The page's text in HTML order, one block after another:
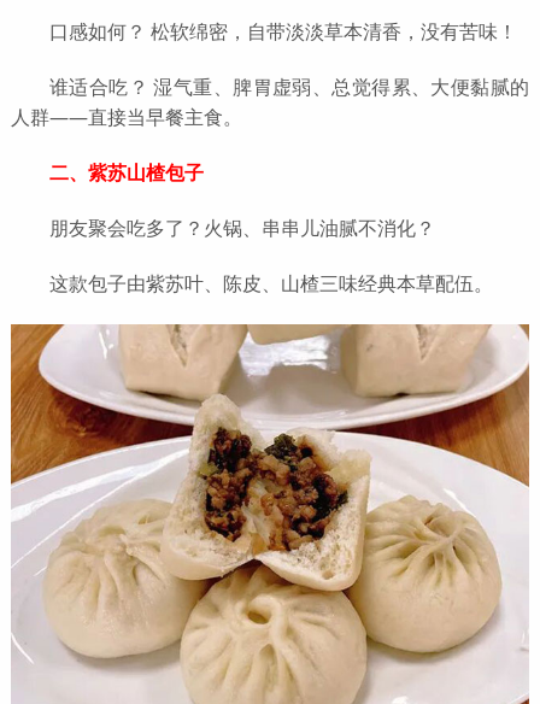
口感如何？ 松软绵密，自带淡淡草本清香，没有苦味！
谁适合吃？ 湿气重、脾胃虚弱、总觉得累、大便黏腻的
人群——直接当早餐主食。
二、紫苏山楂包子
朋友聚会吃多了？火锅、串串儿油腻不消化？
这款包子由紫苏叶、陈皮、山楂三味经典本草配伍。